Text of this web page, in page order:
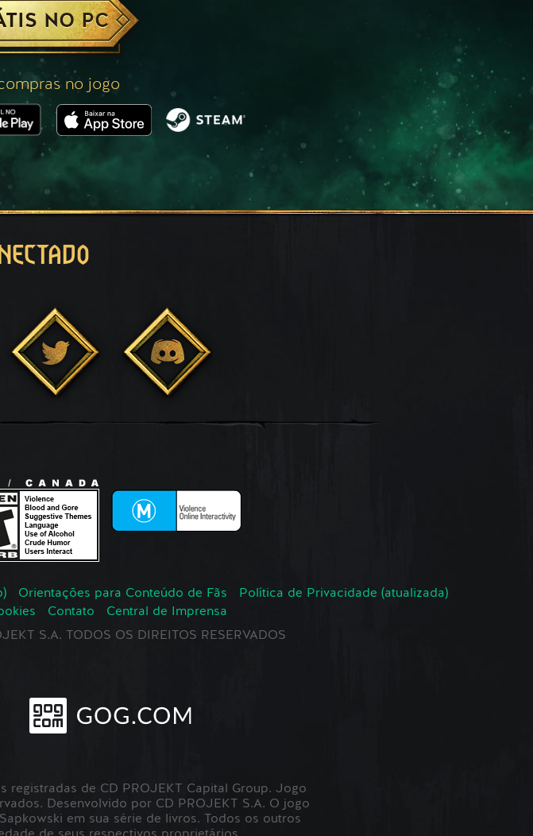
NO PC
no jogo
Orientações para Conteúdo de Fãs
Política de Privacidade (atualizada)
Contato
Central de Imprensa
S.A. TODOS OS DIREITOS RESERVADOS
registradas de CD PROJEKT Capital Group. Jogo
Desenvolvido por CD PROJEKT S.A. O jogo
em sua série de livros. Todos os outros